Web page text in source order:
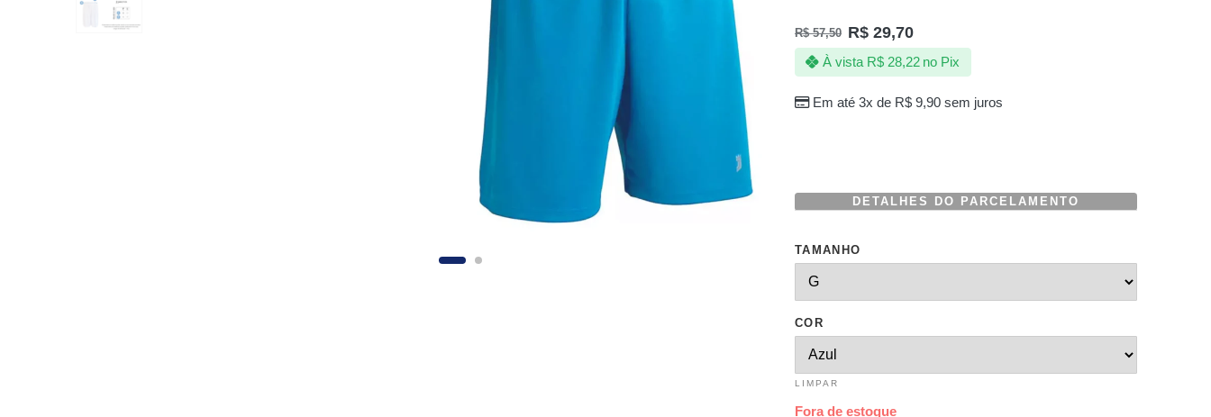
R$57,50 R$ 29,70
Em até 3x de R$9,90sem juros
À vista R$28,22 no Pix
DETALHES DO PARCELAMENTO
TAMANHO
COR
LIMPAR
Fora de estoque